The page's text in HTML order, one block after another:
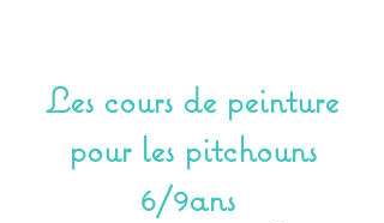
Les cours de peinture
pour les pitchouns
6/9ans